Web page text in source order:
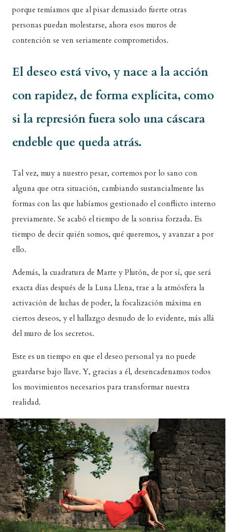
porque temíamos que al pisar demasiado fuerte otras
personas puedan molestarse, ahora esos muros de
contención se ven seriamente comprometidos.
El deseo está vivo, y nace a la acción
con rapidez, de forma explícita, como
si la represión fuera solo una cáscara
endeble que queda atrás.
Tal vez, muy a nuestro pesar, cortemos por lo sano con
alguna que otra situación, cambiando sustancialmente las
formas con las que habíamos gestionado el conflicto interno
previamente. Se acabó el tiempo de la sonrisa forzada. Es
tiempo de decir quién somos, qué queremos, y avanzar a por
ello.
Además, la cuadratura de Marte y Plutón, de por sí, que será
exacta días después de la Luna Llena, trae a la atmósfera la
activación de luchas de poder, la focalización máxima en
ciertos deseos, y el hallazgo desnudo de lo evidente, más allá
del muro de los secretos.
Este es un tiempo en que el deseo personal ya no puede
guardarse bajo llave. Y, gracias a él, desencadenamos todos
los movimientos necesarios para transformar nuestra
realidad.